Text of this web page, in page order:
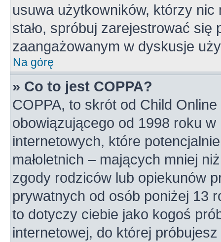
usuwa użytkowników, którzy
stało, spróbuj zarejestrować
zaangażowanym w dyskusje
Na górę
» Co to jest COPPA?
COPPA, to skrót od Child
obowiązującego od 1998 roku w
internetowych, które
małoletnich – mających mniej
zgody rodziców lub opiekunów
prywatnych od osób poniżej 13
to dotyczy ciebie jako kogoś
internetowej, do której